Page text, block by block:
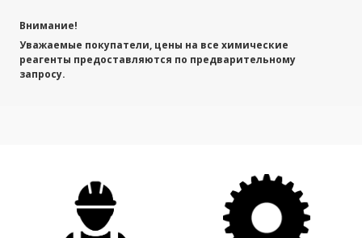
Внимание!
Уважаемые покупатели, цены на все химические
реагенты предоставляются по предварительному
запросу.